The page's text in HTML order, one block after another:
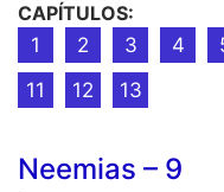
CAPÍTULOS:
1
2 3 4
11
12 13
Neemias – 9